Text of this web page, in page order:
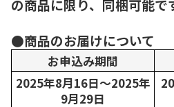
の商品に限り、同梱可能で
●商品のお届けについて
お申込み期間
2025年8月16日～2025年
9月29日